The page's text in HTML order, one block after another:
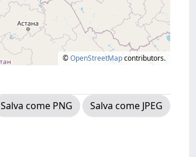
©OpenStreetMapcontributors.
Salva come PNG
Salva come JPEG